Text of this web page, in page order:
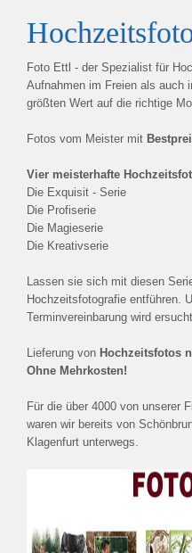
Foto Ettl - der Spezialist für
Aufnahmen im Freien als auch
größten Wert auf die richtige
Fotos vom Meister mit
Vier meisterhafte
Die Exquisit - Serie
Die Profiserie
Die Magieserie
Die Kreativserie
Lassen sie sich mit diesen
Hochzeitsfotografie entführen.
Terminvereinbarung wird
Lieferung von Hochzeitsfotos
Ohne Mehrkosten!
Für die über 4000 von unserer
waren wir bereits von
Klagenfurt unterwegs.